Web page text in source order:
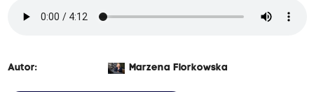
Autor: Marzena Florkowska